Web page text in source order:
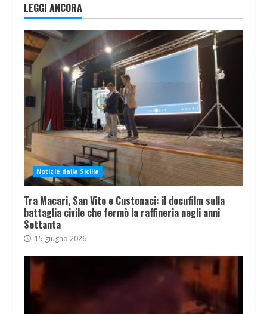
LEGGI ANCORA
Notizie dalla Sicilia
Tra Macari, San Vito e Custonaci: il docufilm sulla
battaglia civile che fermò la raffineria negli anni
Settanta
15 giugno 2026